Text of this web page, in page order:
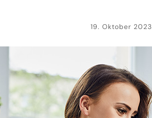
19. Oktober 2023